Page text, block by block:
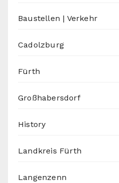
Baustellen | Verkehr
Cadolzburg
Fürth
Großhabersdorf
History
Landkreis Fürth
Langenzenn